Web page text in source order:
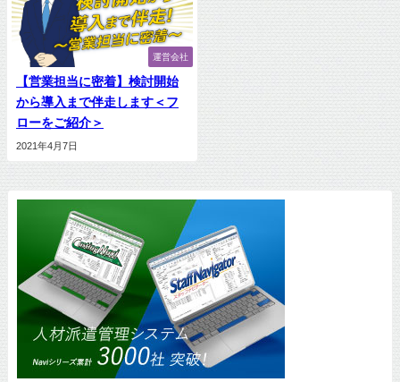
運営会社
【営業担当に密着】検討開始
から導入まで伴走します＜フ
ローをご紹介＞
2021年4月7日